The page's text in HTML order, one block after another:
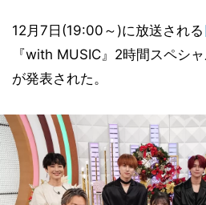
12月7日(19:00～)に放送される
『with MUSIC』2時間スペシ
が発表された。